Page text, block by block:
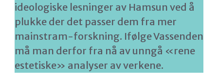
ideologiske lesninger av Hamsun ved å
plukke der det passer dem fra mer
mainstram-forskning. Ifølge Vassenden
må man derfor fra nå av unngå «rene
estetiske» analyser av verkene.